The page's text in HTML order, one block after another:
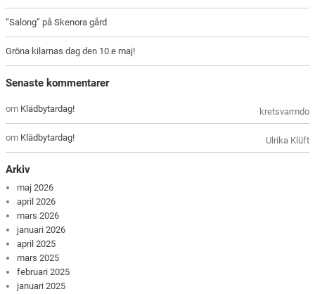
”Salong” på Skenora gård
Gröna kilarnas dag den 10.e maj!
Senaste kommentarer
kretsvarmdo
om Klädbytardag!
Ulrika Klüft
om Klädbytardag!
Arkiv
maj 2026
april 2026
mars 2026
januari 2026
april 2025
mars 2025
februari 2025
januari 2025